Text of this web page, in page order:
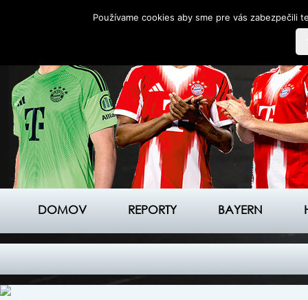
DOMOV REPORTY BAYERN
Používame cookies aby sme pre vás zabezpečili